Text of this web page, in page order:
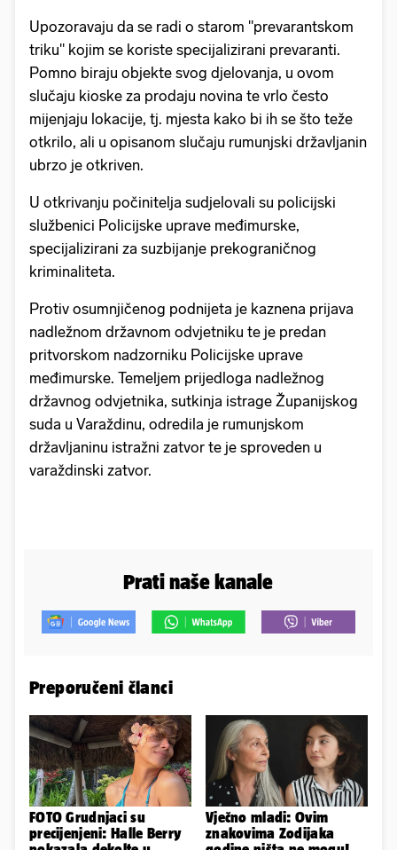
Upozoravaju da se radi o starom "prevarantskom
triku" kojim se koriste specijalizirani prevaranti.
Pomno biraju objekte svog djelovanja, u ovom
slučaju kioske za prodaju novina te vrlo često
mijenjaju lokacije, tj. mjesta kako bi ih se što teže
otkrilo, ali u opisanom slučaju rumunjski državljanin
ubrzo je otkriven.
U otkrivanju počinitelja sudjelovali su policijski
službenici Policijske uprave međimurske,
specijalizirani za suzbijanje prekograničnog
kriminaliteta.
Protiv osumnjičenog podnijeta je kaznena prijava
nadležnom državnom odvjetniku te je predan
pritvorskom nadzorniku Policijske uprave
međimurske. Temeljem prijedloga nadležnog
državnog odvjetnika, sutkinja istrage Županijskog
suda u Varaždinu, odredila je rumunjskom
državljaninu istražni zatvor te je sproveden u
varaždinski zatvor.
Prati naše kanale
Preporučeni članci
FOTO Grudnjaci su
precijenjeni: Halle Berry
Vječno mladi: Ovim
znakovima Zodijaka